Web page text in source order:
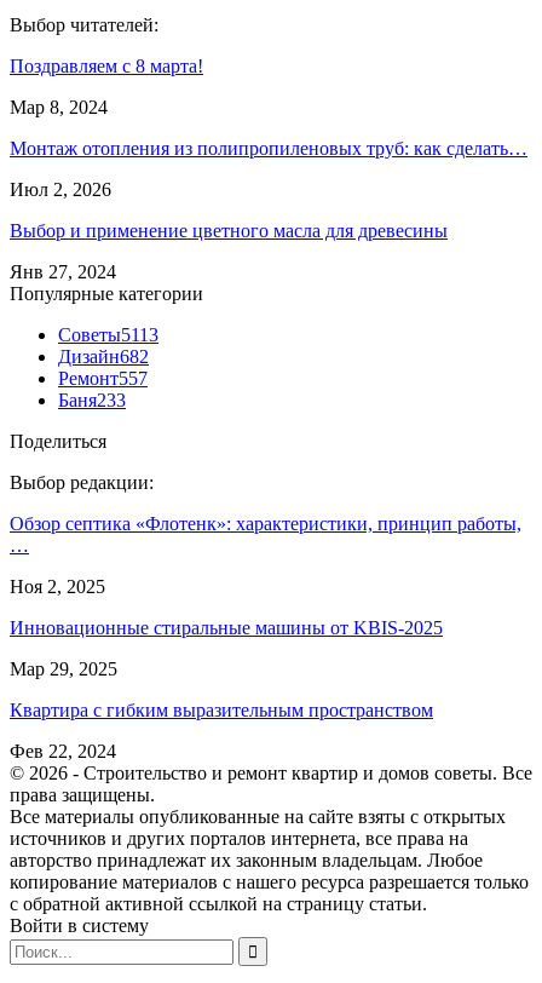
Выбор читателей:
Поздравляем с 8 марта!
Мар 8, 2024
Монтаж отопления из полипропиленовых труб: как сделать…
Июл 2, 2026
Выбор и применение цветного масла для древесины
Янв 27, 2024
Популярные категории
Советы5113
Дизайн682
Ремонт557
Баня233
Поделиться
Выбор редакции:
Обзор септика «Флотенк»: характеристики, принцип работы,
…
Ноя 2, 2025
Инновационные стиральные машины от KBIS-2025
Мар 29, 2025
Квартира с гибким выразительным пространством
Фев 22, 2024
© 2026 - Строительство и ремонт квартир и домов советы. Все
права защищены.
Все материалы опубликованные на сайте взяты с открытых
источников и других порталов интернета, все права на
авторство принадлежат их законным владельцам. Любое
копирование материалов с нашего ресурса разрешается только
с обратной активной ссылкой на страницу статьи.
Войти в систему